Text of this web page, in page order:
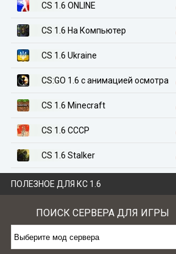
CS 1.6 ONLINE
CS 1.6 На Компьютер
CS 1.6 Ukraine
CS:GO 1.6 с анимацией осмотра
CS 1.6 Minecraft
CS 1.6 СССР
CS 1.6 Stalker
CS 1.6 Казахстан
ПОЛЕЗНОЕ ДЛЯ КС 1.6
ПОИСК СЕРВЕРА ДЛЯ ИГРЫ